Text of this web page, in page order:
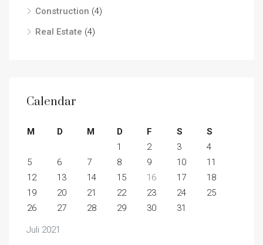
Construction (4)
Real Estate (4)
Calendar
Juli 2021
M D M D F S
S
1
2 3
4
5
6 7 8 9 10
11
12
13 14 15 16 17
18
19
20 21 22 23 24
25
26
27 28 29 30 31